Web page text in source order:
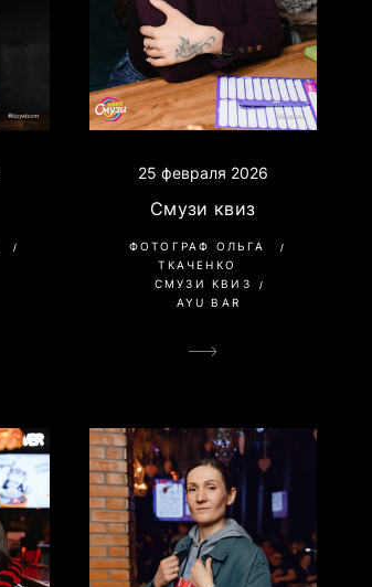
25 февраля 2026
Смузи квиз
ФОТОГРАФ ОЛЬГА
ТКАЧЕНКО
СМУЗИ КВИЗ
AYU BAR